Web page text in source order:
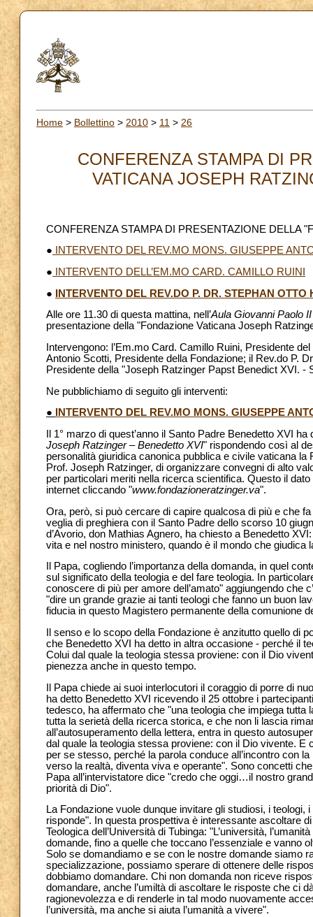
Home > Bollettino > 2010 > 11 > 26
CONFERENZA STAMPA DI
VATICANA JOSEPH
CONFERENZA STAMPA DI PRESENTAZIONE DELLA
● INTERVENTO DEL REV.MO MONS. GIUSEPPE
● INTERVENTO DELL’EM.MO CARD. CAMILLO RUINI
●
INTERVENTO DEL REV.DO P. DR. STEPHAN OTTO
Alle ore 11.30 di questa mattina, nell’Aula Giovanni Paolo II
presentazione della "Fondazione Vaticana Joseph
Intervengono: l’Em.mo Card. Camillo Ruini, Presidente
Antonio Scotti, Presidente della Fondazione; il Rev.do P.
Presidente della "Joseph Ratzinger Papst Benedict XVI. -
Ne pubblichiamo di seguito gli interventi:
●
INTERVENTO DEL REV.MO MONS. GIUSEPPE
Il 1° marzo di quest’anno il Santo Padre Benedetto XVI
Joseph Ratzinger – Benedetto XVI" rispondendo così al
personalità giuridica canonica pubblica e civile vaticana
Prof. Joseph Ratzinger, di organizzare convegni di alto
per particolari meriti nella ricerca scientifica. Questo il
internet cliccando "www.fondazioneratzinger.va".
Ora, però, si può cercare di capire qualcosa di più e che
veglia di preghiera con il Santo Padre dello scorso 10
d’Avorio, don Mathias Agnero, ha chiesto a Benedetto
vita e nel nostro ministero, quando è il mondo che giudica
Il Papa, cogliendo l’importanza della domanda, in quel
sul significato della teologia e del fare teologia. In
conoscere di più per amore dell’amato" aggiungendo che
"dire un grande grazie ai tanti teologi che fanno un buon
fiducia in questo Magistero permanente della comunione
Il senso e lo scopo della Fondazione è anzitutto quello di
che Benedetto XVI ha detto in altra occasione - perché il
Colui dal quale la teologia stessa proviene: con il Dio
pienezza anche in questo tempo.
Il Papa chiede ai suoi interlocutori il coraggio di porre di
ha detto Benedetto XVI ricevendo il 25 ottobre i
tedesco, ha affermato che "una teologia che impiega
tutta la serietà della ricerca storica, e che non li lascia
all’autosuperamento della lettera, entra in questo
dal quale la teologia stessa proviene: con il Dio vivente. E
per se stesso, perché la parola conduce all’incontro con
verso la realtà, diventa viva e operante". Sono concetti
Papa all’intervistatore dice "credo che oggi…il nostro
priorità di Dio".
La Fondazione vuole dunque invitare gli studiosi, i
risponde". In questa prospettiva è interessante ascoltare
Teologica dell’Università di Tubinga: "L’università,
domande, fino a quelle che toccano l’essenziale e vanno
Solo se domandiamo e se con le nostre domande siamo
specializzazione, possiamo sperare di ottenere delle
dobbiamo domandare. Chi non domanda non riceve
domandare, anche l’umiltà di ascoltare le risposte che ci
ragionevolezza e di renderle in tal modo nuovamente
l’università, ma anche si aiuta l’umanità a vivere".